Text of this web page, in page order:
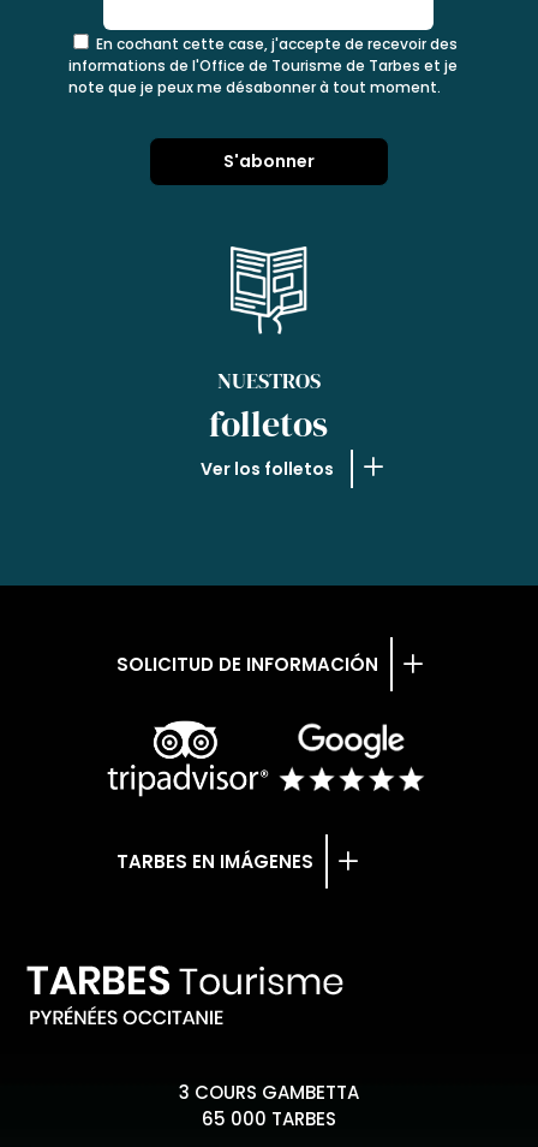
En cochant cette case, j'accepte de recevoir des
informations de l'Office de Tourisme de Tarbes et je
note que je peux me désabonner à tout moment.
NUESTROS
folletos
Ver los folletos
SOLICITUD DE INFORMACIÓN
TARBES EN IMÁGENES
3 COURS GAMBETTA
65 000 TARBES